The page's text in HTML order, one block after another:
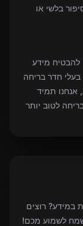
בלשי או
להבטיח מידע
חדר בריחה
אנחנו תמיד
לטוב יותר
במידע? רוצים
לשמוע מכם!